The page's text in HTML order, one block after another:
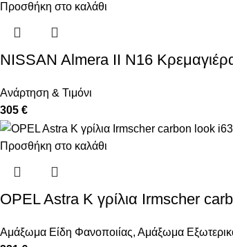
Προσθήκη στο καλάθι
NISSAN Almera II N16
Ανάρτηση & Τιμόνι
305 €
Προσθήκη στο καλάθι
OPEL Astra K γρίλια Irmscher
Αμάξωμα Είδη Φανοποιίας, Αμάξωμα